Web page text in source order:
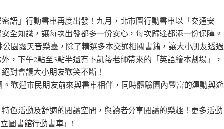
語」行動書車再度出發！九月，北市圖行動書車以「交通安
全知識，讓每次出發都多一份安心，每次歸途都添一份保障。
園露天音樂臺，除了精選多本交通相關書籍，讓大小朋友透過
，下午2點至3點半還有卜凱蒂老師帶來的「英語繪本劇場」，
對會讓大小朋友歡笑不斷！
歡迎市民朋友前來與書車相伴，同時體驗園內豐富的運動與遊
色活動及舒適的閱讀空間，與讀者分享閱讀的樂趣！更多活動
圖書館行動書車」!